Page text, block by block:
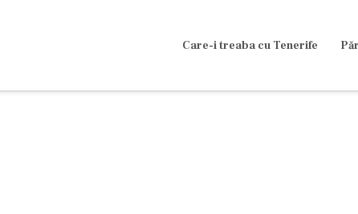
Care-i treaba cu Tenerife